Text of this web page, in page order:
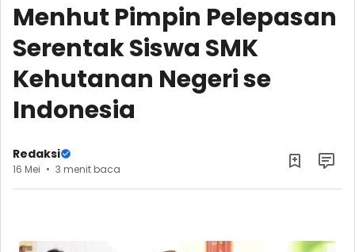
Menhut Pimpin Pelepasan
Serentak Siswa SMK
Kehutanan Negeri se
Indonesia
Redaksi
16 Mei 3 menit baca